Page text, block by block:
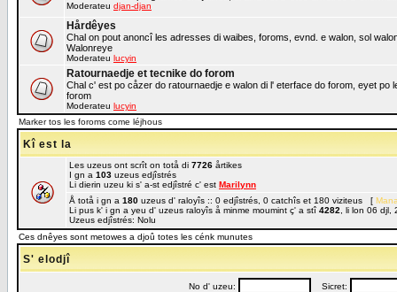
Moderateu djan-djan
Hårdêyes
Chal on pout anoncî les adresses di waibes, foroms, evnd. e walon, sol
Walonreye
Moderateu lucyin
Ratournaedje et tecnike do forom
Chal c' est po cåzer do ratournaedje e walon di l' eterface do forom, eyet
forom
Moderateu lucyin
Marker tos les foroms come léjhous
Kî est la
Les uzeus ont scrît on totå di 7726 årtikes
I gn a 103 uzeus edjîstrés
Li dierin uzeu ki s' a-st edjîstré c' est Marilynn
Å totå i gn a 180 uzeus d' raloyîs :: 0 edjîstrés, 0 catchîs et 180 viziteus [
Li pus k' i gn a yeu d' uzeus raloyîs å minme moumint ç' a stî 4282 , li lon 06
Uzeus edjîstrés: Nolu
Ces dnêyes sont metowes a djoû totes les cénk munutes
S' elodjî
No d' uzeu: Sicret: